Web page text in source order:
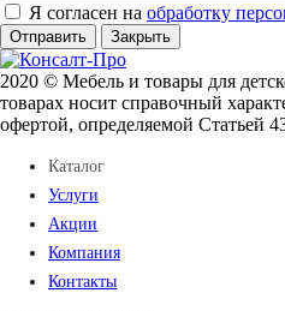
Я согласен на обработку
Отправить Закрыть
2020 © Мебель и товары для
товарах носит справочный
офертой, определяемой Статьей
Каталог
Услуги
Акции
Компания
Контакты